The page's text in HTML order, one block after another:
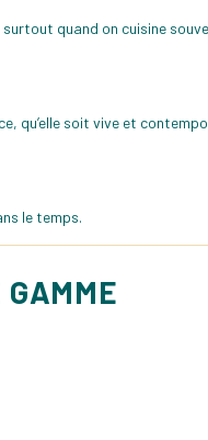
quand on cuisine
qu’elle soit vive et
le temps.